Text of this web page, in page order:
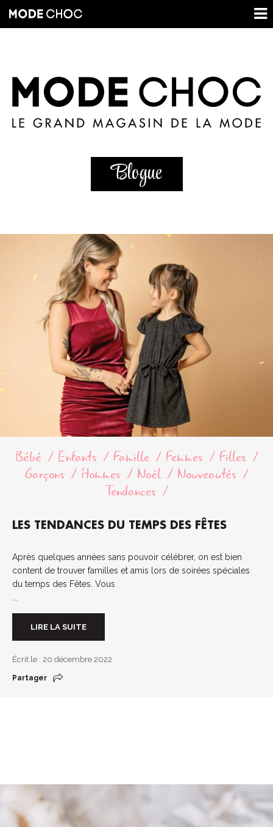
Blogue
Bébé Enfants Famille Femmes
Filles
Garçons
Hommes Noël
Nouveautés
Tendances
LES TENDANCES DU TEMPS DES FÊTES
Après quelques années sans pouvoir célébrer, on est bien
content de trouver familles et amis lors de soirées spéciales
du temps des Fêtes. Vous
LIRE LA SUITE
Écrit le : 20 décembre 2022
Partager